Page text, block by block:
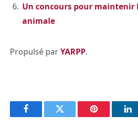
Un concours pour maintenir
animale
Propulsé parYARPP.
FacebookTwitter Pinterest